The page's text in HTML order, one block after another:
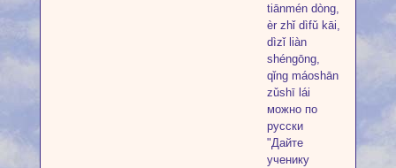
tiānmén dòng,
èr zhǐ dìfǔ kāi,
dìzǐ liàn
shéngōng,
qǐng máoshān
zǔshī lái
можно по
русски
"Дайте
ученику